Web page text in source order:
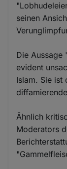
seinen
Die
evident
Islam. Sie
Ähnlich
Moderators